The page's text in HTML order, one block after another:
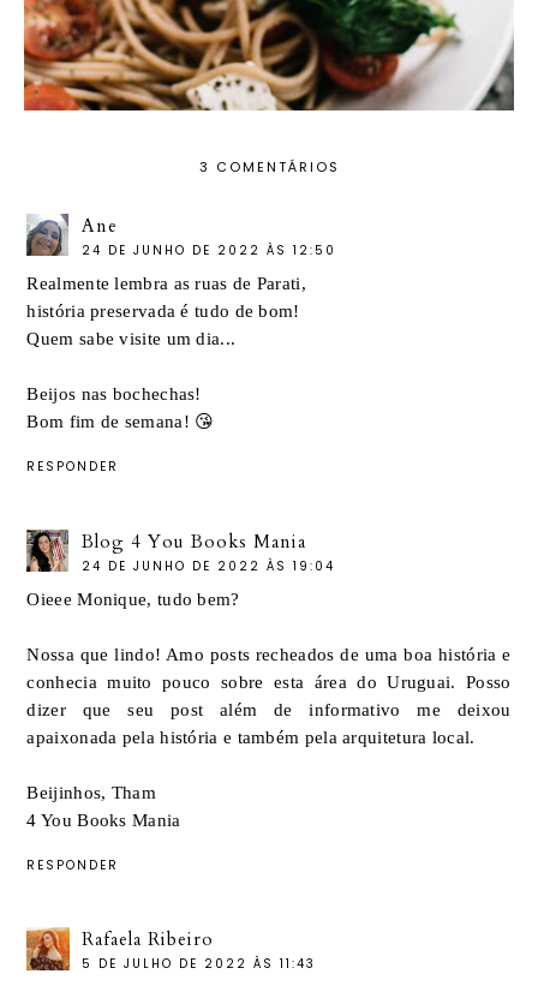
3 COMENTÁRIOS
Ane
24 DE JUNHO DE 2022 ÀS 12:50
Realmente lembra as ruas de Parati,
história preservada é tudo de bom!
Quem sabe visite um dia...
Beijos nas bochechas!
Bom fim de semana! 😘
RESPONDER
Blog 4 You Books Mania
24 DE JUNHO DE 2022 ÀS 19:04
Oieee Monique, tudo bem?
Nossa que lindo! Amo posts recheados de uma boa história e
conhecia muito pouco sobre esta área do Uruguai. Posso
dizer que seu post além de informativo me deixou
apaixonada pela história e também pela arquitetura local.
Beijinhos, Tham
4 You Books Mania
RESPONDER
Rafaela Ribeiro
5 DE JULHO DE 2022 ÀS 11:43